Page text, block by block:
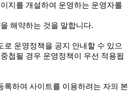
지를 개설하여 운영하는 운영자를
해약하는 것을 말합니다.
로 운영정책을 공지 안내할 수 있으
첩될 경우 운영정책이 우선 적용됩
하여 사이트를 이용하려는 자의 본